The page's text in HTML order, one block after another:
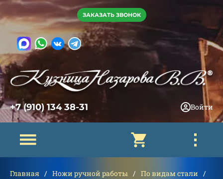
ЗАКАЗАТЬ ЗВОНОК
+7 (910) 134 38-31 Войти
Главная Ножи ручной работы
По видам стали